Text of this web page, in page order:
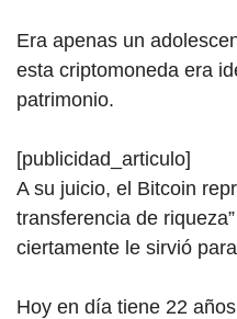
Era apenas un
esta criptomoneda era
patrimonio.
[publicidad_articulo]
A su juicio, el Bitcoin
transferencia de
ciertamente le sirvió
Hoy en día tiene 22